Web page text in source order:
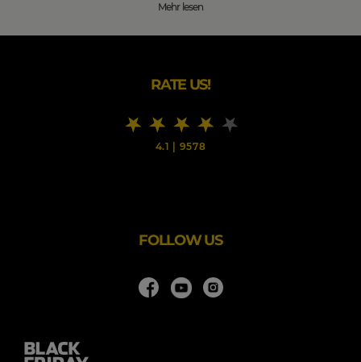
DEALS
mehr als 15 Jahren Millionen Verbraucher und gehört zu
einem der erfolgreichsten Online-Vergleichsportale in
Millionen Kundinnen und Kunden: Sie suchen
Mehr lesen
RATE US!
4.1 | 9578
FOLLOW US